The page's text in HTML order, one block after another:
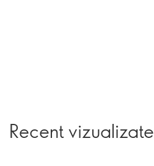
Recent vizualizate